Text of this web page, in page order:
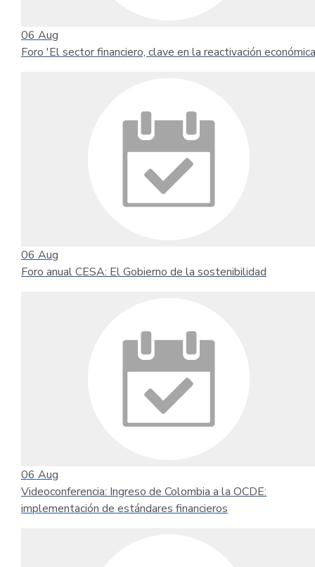
06 Aug
Foro 'El sector financiero, clave en la reactivación
06 Aug
Foro anual CESA: El Gobierno de la sostenibilidad
06 Aug
Videoconferencia: Ingreso de Colombia a la OCDE:
implementación de estándares financieros